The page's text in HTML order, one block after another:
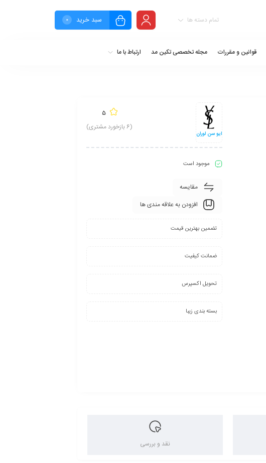
سبد خرید 0 تمام دسته ها
قوانین و مقررات مجله تخصصی تکین مد ارتباط با ما
ایو سن لوران
5
(
6 بازخورد مشتری)
موجود است
مقایسه
افزودن به علاقه مندی ها
تضمین بهترین قیمت
ضمانت کیفیت
تحویل اکسپرس
بسته بندی زیبا
نقد و بررسی